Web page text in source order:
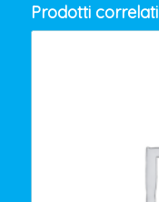
Prodotti correlati